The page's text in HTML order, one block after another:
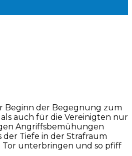
Beginn der Begegnung zum
auch für die Vereinigten nur
Angriffsbemühungen
Tiefe in der Strafraum
unterbringen und so pfiff